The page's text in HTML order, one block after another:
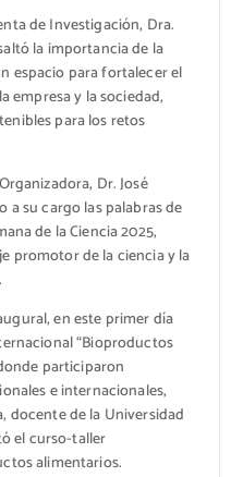
de Investigación, Dra.
la importancia de la
espacio para fortalecer el
empresa y la sociedad,
para los retos
Dr. José
a su cargo las palabras de
de la Ciencia 2025,
promotor de la ciencia y la
en este primer día
“Bioproductos
participaron
e internacionales,
docente de la Universidad
el curso-taller
alimentarios.